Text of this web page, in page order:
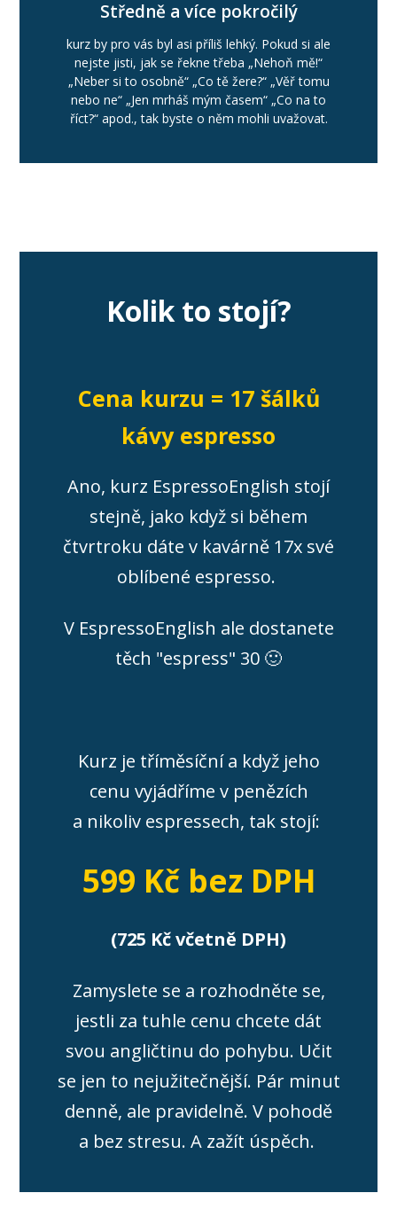
Středně a více pokročilý
kurz by pro vás byl asi příliš lehký. Pokud si ale
nejste jisti, jak se řekne třeba „Nehoň mě!“
„Neber si to osobně“ „Co tě žere?“ „Věř tomu
nebo ne“ „Jen mrháš mým časem“ „Co na to
říct?“ apod., tak byste o něm mohli uvažovat.
Kolik to stojí?
Cena kurzu = 17 šálků
kávy espresso
Ano, kurz EspressoEnglish stojí
stejně, jako když si během
čtvrtroku dáte v kavárně 17x své
oblíbené espresso.
V EspressoEnglish ale dostanete
těch "espress" 30 🙂
Kurz je tříměsíční a když jeho
cenu vyjádříme v penězích
a nikoliv espressech, tak stojí:
599 Kč bez DPH
(725 Kč včetně DPH)
Zamyslete se a rozhodněte se,
jestli za tuhle cenu chcete dát
svou angličtinu do pohybu. Učit
se jen to nejužitečnější. Pár minut
denně, ale pravidelně. V pohodě
a bez stresu. A zažít úspěch.